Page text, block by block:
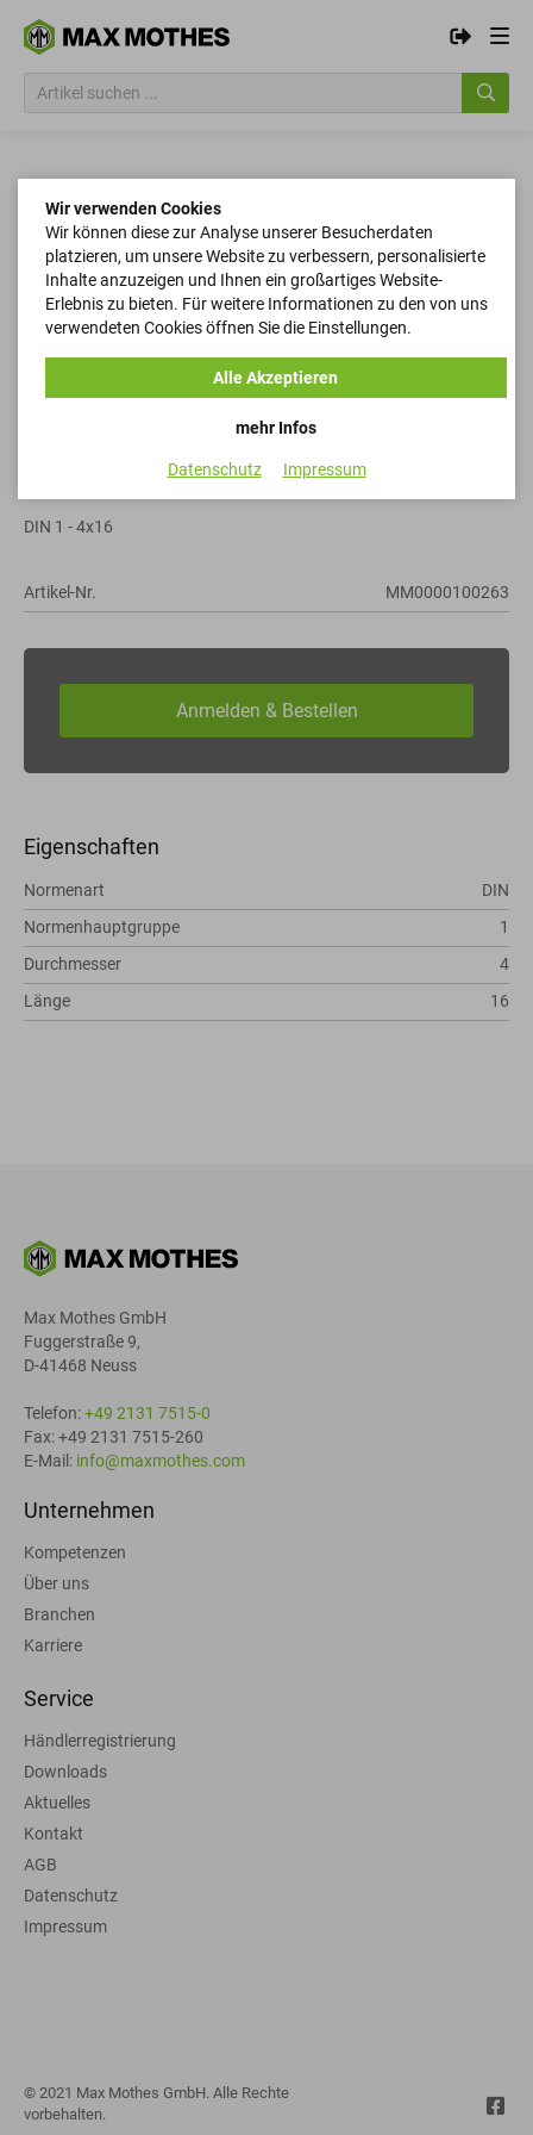
Kegelstifte
DIN 1 - 4x16
Artikel-Nr. MM0000100263
Eigenschaften
Normenart
DIN
Normenhauptgruppe
1
Durchmesser
4
Länge
16
Max Mothes GmbH
Fuggerstraße 9,
D-41468 Neuss
Telefon:+49 2131 7515-0
Fax: +49 2131 7515-260
E-Mail: info@maxmothes.com
Unternehmen
Kompetenzen
Über uns
Branchen
Karriere
Service
Händlerregistrierung
Downloads
Aktuelles
Kontakt
AGB
Datenschutz
Impressum
© 2021 Max Mothes GmbH. Alle Rechte
vorbehalten.
Wir verwenden Cookies
Wir können diese zur Analyse unserer Besucherdaten
platzieren, um unsere Website zu verbessern, personalisierte
Inhalte anzuzeigen und Ihnen ein großartiges Website-
Erlebnis zu bieten. Für weitere Informationen zu den von uns
verwendeten Cookies öffnen Sie die Einstellungen.
mehr Infos
Alle Akzeptieren
Datenschutz Impressum